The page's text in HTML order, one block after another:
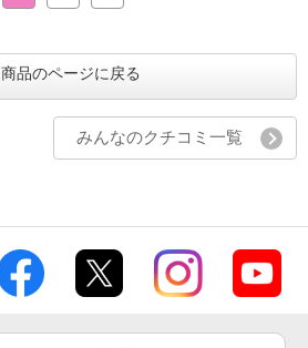
商品のページに戻る
みんなのクチコミ一覧